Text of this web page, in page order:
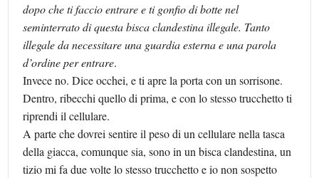
dopo che ti faccio entrare e ti gonfio di botte nel
seminterrato di questa bisca clandestina illegale. Tanto
illegale da necessitare una guardia esterna e una parola
d’ordine per entrare.
Invece no. Dice occhei, e ti apre la porta con un sorrisone.
Dentro, ribecchi quello di prima, e con lo stesso trucchetto ti
riprendi il cellulare.
A parte che dovrei sentire il peso di un cellulare nella tasca
della giacca, comunque sia, sono in un bisca clandestina, un
tizio mi fa due volte lo stesso trucchetto e io non sospetto